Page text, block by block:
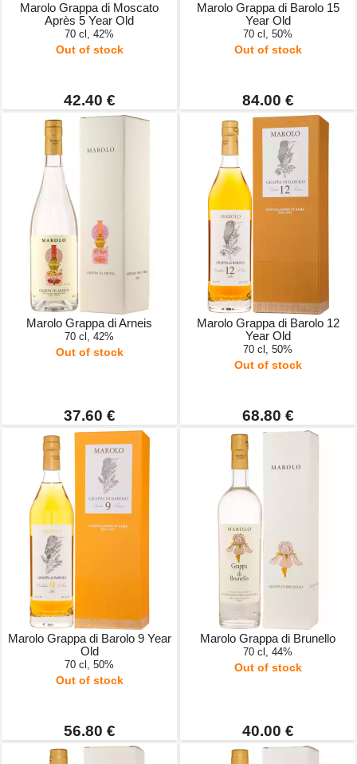
Marolo Grappa di Moscato
Après 5 Year Old
70 cl, 42%
Out of stock
42.40 €
Marolo Grappa di Barolo 15
Year Old
70 cl, 50%
Out of stock
84.00 €
Marolo Grappa di Arneis
70 cl, 42%
Out of stock
37.60 €
Marolo Grappa di Barolo 12
Year Old
70 cl, 50%
Out of stock
68.80 €
Marolo Grappa di Barolo 9 Year
Old
70 cl, 50%
Out of stock
56.80 €
Marolo Grappa di Brunello
70 cl, 44%
Out of stock
40.00 €